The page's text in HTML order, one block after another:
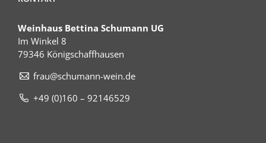
Weinhaus Bettina Schumann UG
Im Winkel 8
79346 Königschaffhausen
frau@schumann-wein.de
+49 (0)160 – 92146529